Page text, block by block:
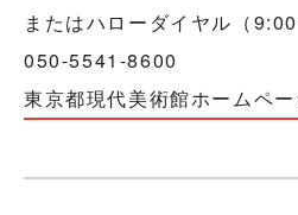
またはハローダイヤル（
050-5541-8600
東京都現代美術館ホームペー